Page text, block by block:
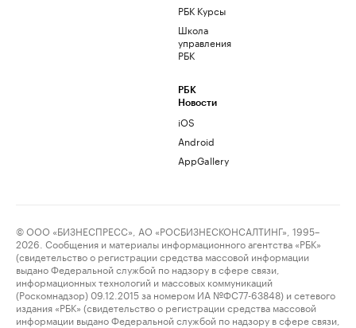
РБК Курсы
Школа
управления
РБК
РБК
Новости
iOS
Android
AppGallery
© ООО «БИЗНЕСПРЕСС», АО «РОСБИЗНЕСКОНСАЛТИНГ», 1995–
2026. Сообщения и материалы информационного агентства «РБК»
(свидетельство о регистрации средства массовой информации
выдано Федеральной службой по надзору в сфере связи,
информационных технологий и массовых коммуникаций
(Роскомнадзор) 09.12.2015 за номером ИА №ФС77-63848) и сетевого
издания «РБК» (свидетельство о регистрации средства массовой
информации выдано Федеральной службой по надзору в сфере связи,